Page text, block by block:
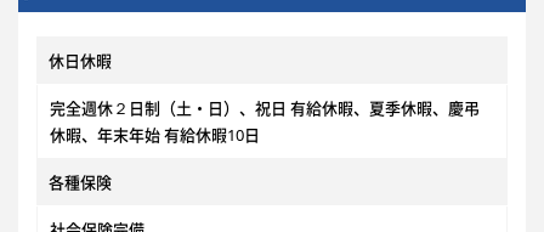
休日休暇
完全週休２日制（土・日）、祝日 有給休暇、夏季休暇、慶弔
休暇、年末年始 有給休暇10日
各種保険